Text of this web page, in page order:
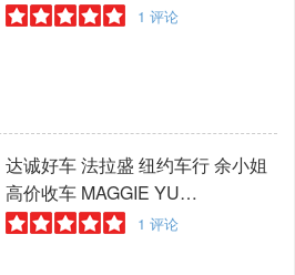
1 评论
达诚好车 法拉盛 纽约车行 余小姐
高价收车MAGGIE YU
19299391177
1 评论